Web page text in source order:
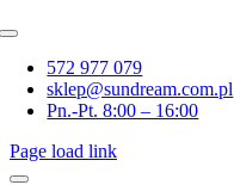
Toggle
Navigation572 977 079
sklep@sundream.com.pl
Pn.-Pt. 8:00 – 16:00
Page load link